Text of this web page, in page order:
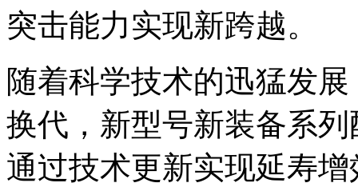
突击能力实现新跨越。
随着科学技术的迅猛发
换代，新型号新装备系
通过技术更新实现延寿